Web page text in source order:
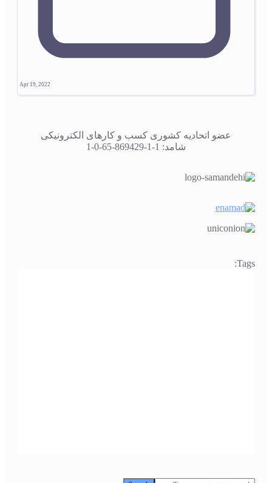
Apr 19, 2022
عضو اتحادیه کشوری کسب و کارهای الکترونیکی
شامد: 1-1-869429-65-0-1
Tags: